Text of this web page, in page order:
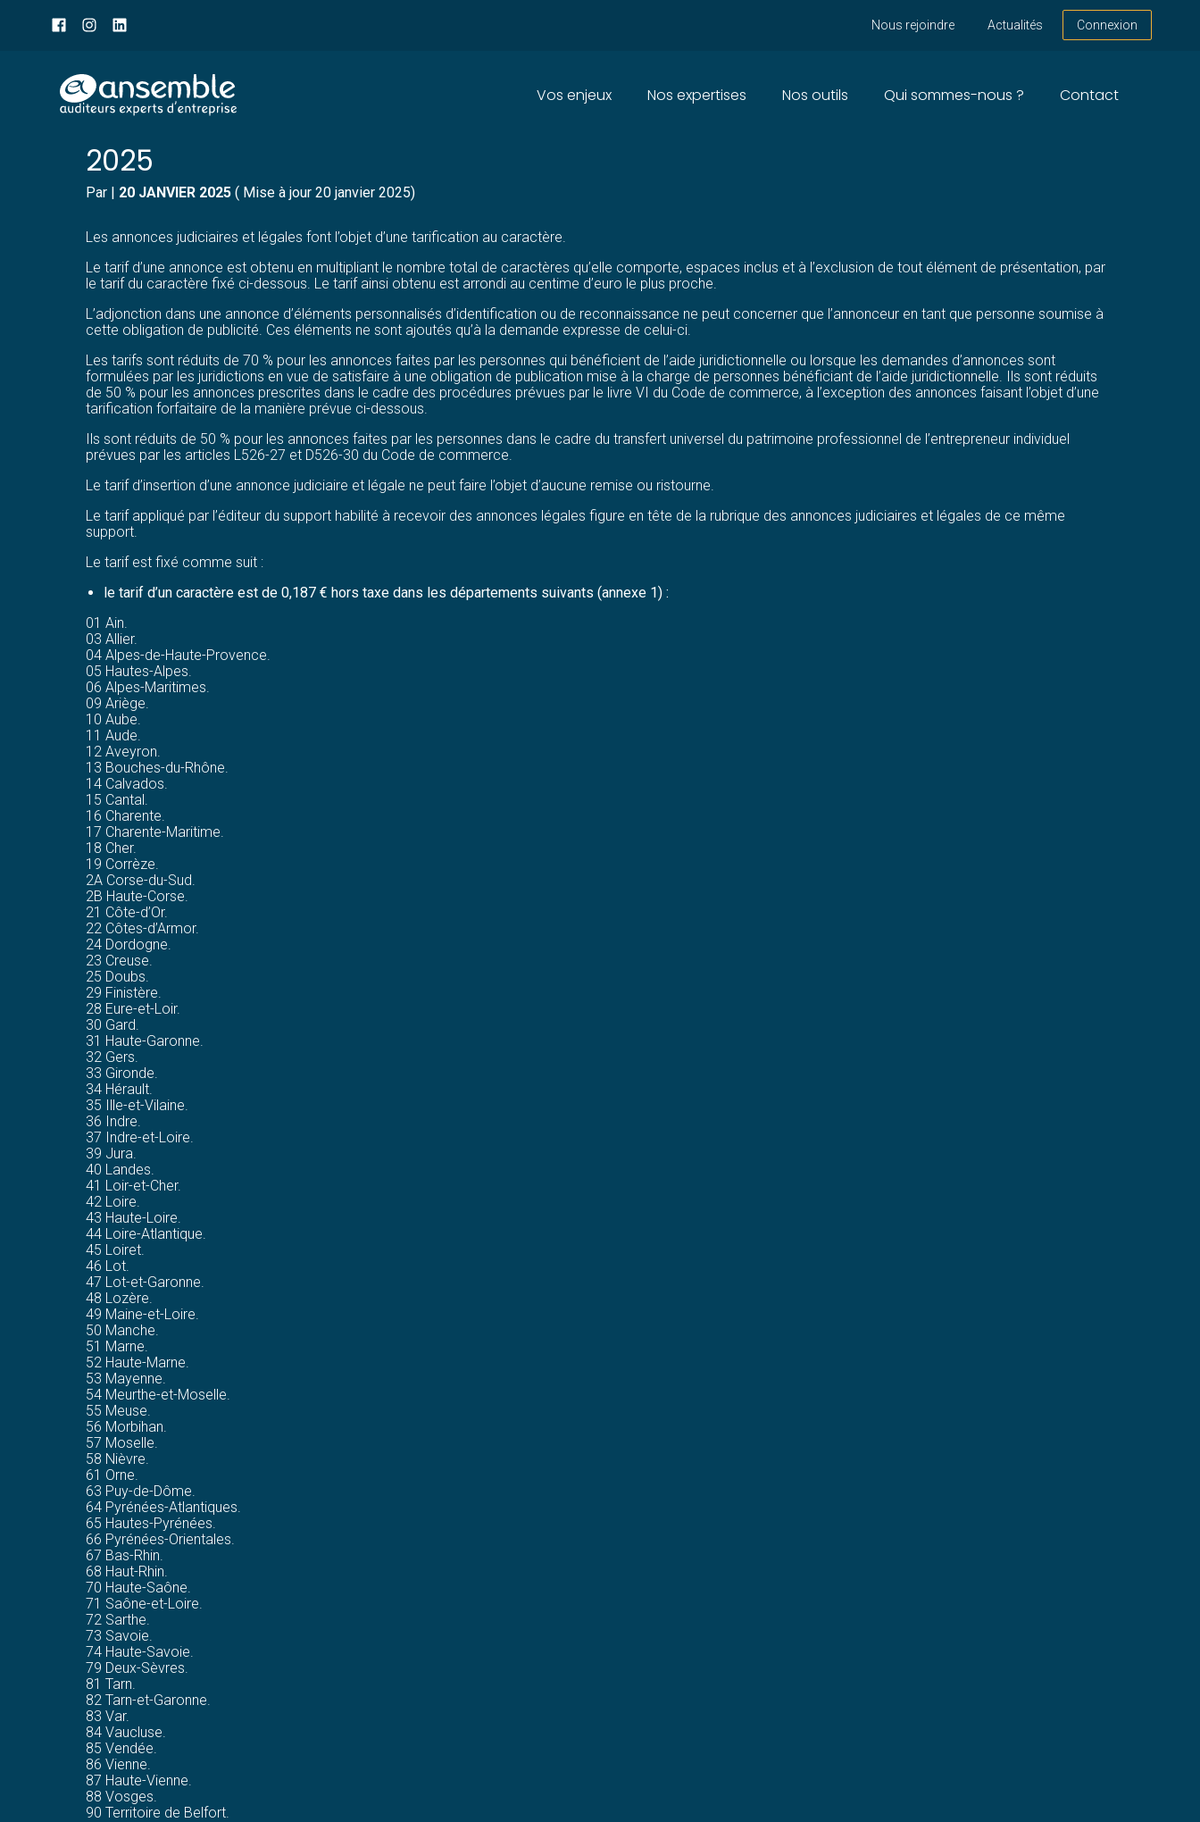
header
Nous rejoindre Actualités Connexion
Aller
au
Principal
Vos enjeux Nos expertises Nos outils Qui sommes-nous ? Contact
TARIFS DE PUBLICATION DES ANNONCES JUDICAIRES ET LÉGALES – ANNÉE
2025
Par | 20 JANVIER 2025( Mise à jour 20 janvier 2025)
Les annonces judiciaires et légales font l’objet d’une tarification au caractère.
Le tarif d’une annonce est obtenu en multipliant le nombre total de caractères qu’elle comporte, espaces inclus et à l’exclusion de tout élément de présentation, par
le tarif du caractère fixé ci-dessous. Le tarif ainsi obtenu est arrondi au centime d’euro le plus proche.
L’adjonction dans une annonce d’éléments personnalisés d’identification ou de reconnaissance ne peut concerner que l’annonceur en tant que personne soumise à
cette obligation de publicité. Ces éléments ne sont ajoutés qu’à la demande expresse de celui-ci.
Les tarifs sont réduits de 70 % pour les annonces faites par les personnes qui bénéficient de l’aide juridictionnelle ou lorsque les demandes d’annonces sont
formulées par les juridictions en vue de satisfaire à une obligation de publication mise à la charge de personnes bénéficiant de l’aide juridictionnelle. Ils sont réduits
de 50 % pour les annonces prescrites dans le cadre des procédures prévues par le livre VI du Code de commerce, à l’exception des annonces faisant l’objet d’une
tarification forfaitaire de la manière prévue ci-dessous.
Ils sont réduits de 50 % pour les annonces faites par les personnes dans le cadre du transfert universel du patrimoine professionnel de l’entrepreneur individuel
prévues par les articles L526-27 et D526-30 du Code de commerce.
Le tarif d’insertion d’une annonce judiciaire et légale ne peut faire l’objet d’aucune remise ou ristourne.
Le tarif appliqué par l’éditeur du support habilité à recevoir des annonces légales figure en tête de la rubrique des annonces judiciaires et légales de ce même
support.
Le tarif est fixé comme suit :
le tarif d’un caractère est de 0,187 € hors taxe dans les départements suivants (annexe 1) :
01 Ain.
03 Allier.
04 Alpes-de-Haute-Provence.
05 Hautes-Alpes.
06 Alpes-Maritimes.
09 Ariège.
10 Aube.
11 Aude.
12 Aveyron.
13 Bouches-du-Rhône.
14 Calvados.
15 Cantal.
16 Charente.
17 Charente-Maritime.
18 Cher.
19 Corrèze.
2A Corse-du-Sud.
2B Haute-Corse.
21 Côte-d’Or.
22 Côtes-d’Armor.
24 Dordogne.
23 Creuse.
25 Doubs.
29 Finistère.
28 Eure-et-Loir.
30 Gard.
31 Haute-Garonne.
32 Gers.
33 Gironde.
34 Hérault.
35 Ille-et-Vilaine.
36 Indre.
37 Indre-et-Loire.
39 Jura.
40 Landes.
41 Loir-et-Cher.
42 Loire.
43 Haute-Loire.
44 Loire-Atlantique.
45 Loiret.
46 Lot.
47 Lot-et-Garonne.
48 Lozère.
49 Maine-et-Loire.
50 Manche.
51 Marne.
52 Haute-Marne.
53 Mayenne.
54 Meurthe-et-Moselle.
55 Meuse.
56 Morbihan.
57 Moselle.
58 Nièvre.
61 Orne.
63 Puy-de-Dôme.
64 Pyrénées-Atlantiques.
65 Hautes-Pyrénées.
66 Pyrénées-Orientales.
67 Bas-Rhin.
68 Haut-Rhin.
70 Haute-Saône.
71 Saône-et-Loire.
72 Sarthe.
73 Savoie.
74 Haute-Savoie.
79 Deux-Sèvres.
81 Tarn.
82 Tarn-et-Garonne.
83 Var.
84 Vaucluse.
85 Vendée.
86 Vienne.
87 Haute-Vienne.
88 Vosges.
90 Territoire de Belfort.